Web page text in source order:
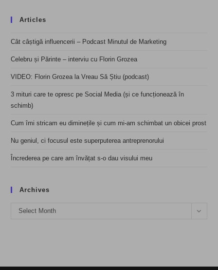
Articles
Cât câștigă influencerii – Podcast Minutul de Marketing
Celebru și Părinte – interviu cu Florin Grozea
VIDEO: Florin Grozea la Vreau Să Știu (podcast)
3 mituri care te opresc pe Social Media (și ce funcționează în
schimb)
Cum îmi stricam eu diminețile și cum mi-am schimbat un obicei prost
Nu geniul, ci focusul este superputerea antreprenorului
Încrederea pe care am învățat s-o dau visului meu
Archives
Archives
Select Month